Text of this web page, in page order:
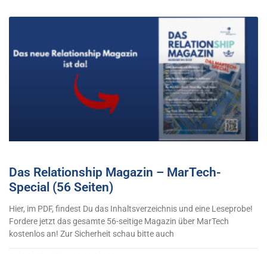
Das Relationship Magazin – MarTech-
Special (56 Seiten)
Hier, im PDF, findest Du das Inhaltsverzeichnis und eine Leseprobe!
Fordere jetzt das gesamte 56-seitige Magazin über MarTech
kostenlos an! Zur Sicherheit schau bitte auch